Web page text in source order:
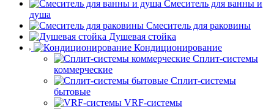
Смеситель для ванны и
душа
Смеситель для раковины
Душевая стойка
Кондиционирование
Сплит-системы
коммерческие
Сплит-системы
бытовые
VRF-системы